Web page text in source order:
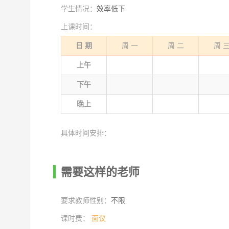
学生情况： 效率低下
上课时间：
日 期 周 一 周 二 周 三
上午
下午
晚上
具体时间安排：
需要这样的老师
要求教师性别： 不限
课时费： 面议